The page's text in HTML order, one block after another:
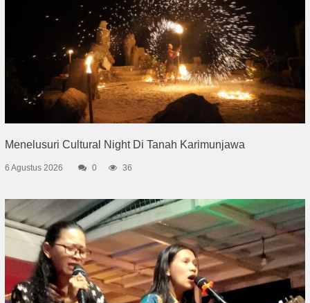
Menelusuri Cultural Night Di Tanah Karimunjawa
6 Agustus 2026 0 36